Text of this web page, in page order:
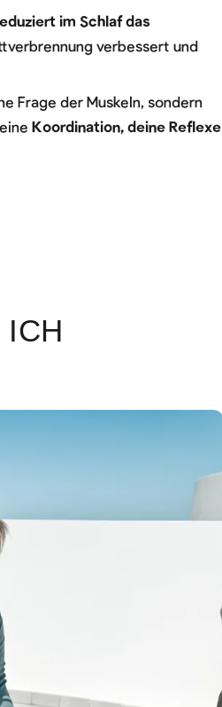
im Schlaf das
verbessert und
Frage der Muskeln, sondern
Koordination, deine Reflexe
ICH